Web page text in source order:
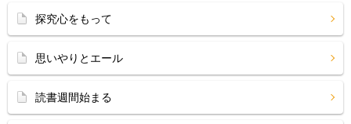
探究心をもって
思いやりとエール
読書週間始まる